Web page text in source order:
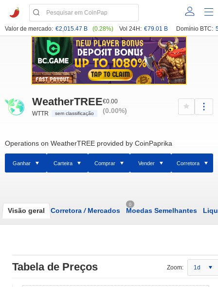
Valor de mercado: €2,015.47 B (0.28%) Vol 24H: €79.01 B Domínio BTC:
WeatherTREE
WTTR sem classificação
€0.00
(0.00%)
Operations on WeatherTREE provided by CoinPaprika
Ganhar Carteira Comprar Vender Corretora
Visão geral Corretora /Mercados
0
Moedas Semelhantes
Tabela de Preços Zoom: 1d